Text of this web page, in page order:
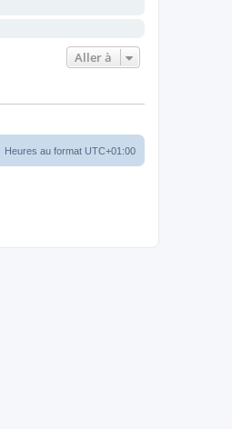
Aller à
Heures au format UTC+01:00